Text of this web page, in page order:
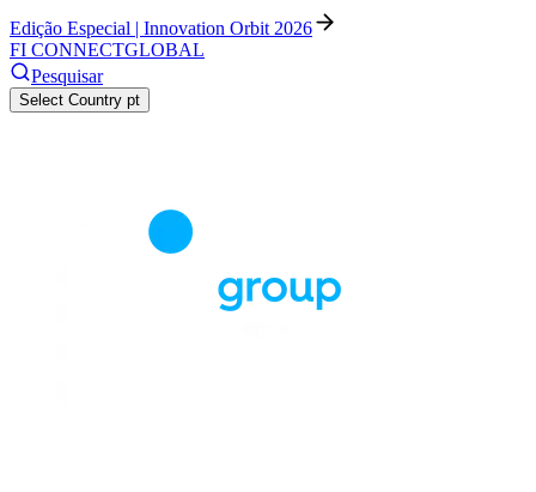
Edição Especial | Innovation Orbit 2026
FI CONNECTGLOBAL
Pesquisar
Select Country pt